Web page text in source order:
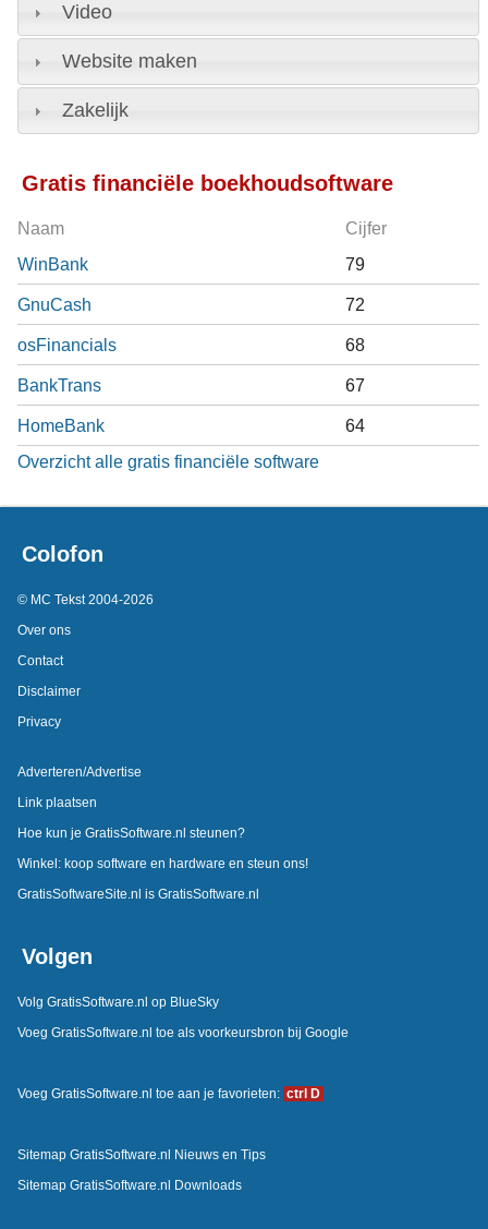
Video
Website maken
Zakelijk
Gratis financiële boekhoudsoftware
Naam Cijfer
WinBank 79
GnuCash 72
osFinancials 68
BankTrans 67
HomeBank
64
Overzicht alle gratis financiële software
Colofon
© MC Tekst 2004-2026
Over ons
Contact
Disclaimer
Privacy
Adverteren/Advertise
Link plaatsen
Hoe kun je GratisSoftware.nl steunen?
Winkel: koop software en hardware en steun ons!
GratisSoftwareSite.nl is GratisSoftware.nl
Volgen
Volg GratisSoftware.nl op BlueSky
Voeg GratisSoftware.nl toe als voorkeursbron bij Google
Voeg GratisSoftware.nl toe aan je favorieten: ctrl D
Sitemap GratisSoftware.nl Nieuws en Tips
Sitemap GratisSoftware.nl Downloads